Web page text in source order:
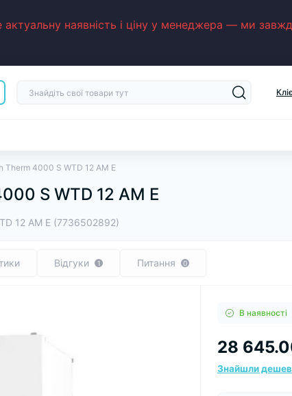
наявність і ціну у менеджера — ми
Therm 4000 S WTD 12 AM E
S WTD 12 AM E
12 AM E (7736502892)
Відгуки 1 Питання 0
В наявності
28
Знайшли